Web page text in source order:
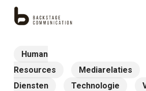
Skip
contentHuman
Resources
Mediarelaties
Diensten
Technologie